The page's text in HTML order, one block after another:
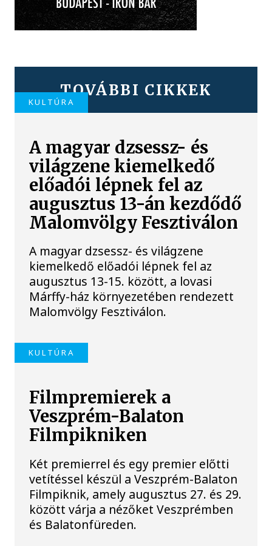
TOVÁBBI CIKKEK
KULTÚRA
A magyar dzsessz- és
világzene kiemelkedő
előadói lépnek fel az
augusztus 13-án kezdődő
Malomvölgy Fesztiválon
A magyar dzsessz- és világzene
kiemelkedő előadói lépnek fel az
augusztus 13-15. között, a lovasi
Márffy-ház környezetében rendezett
Malomvölgy Fesztiválon.
KULTÚRA
Filmpremierek a
Veszprém-Balaton
Filmpikniken
Két premierrel és egy premier előtti
vetítéssel készül a Veszprém-Balaton
Filmpiknik, amely augusztus 27. és 29.
között várja a nézőket Veszprémben
és Balatonfüreden.